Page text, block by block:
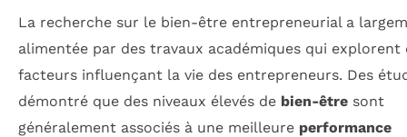
La recherche sur le bien-être entrepreneurial a
alimentée par des travaux académiques qui explorent
facteurs influençant la vie des entrepreneurs. Des
démontré que des niveaux élevés de bien-être sont
généralement associés à une meilleure performance